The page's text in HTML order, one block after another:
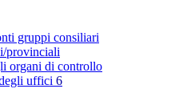
gruppi consiliari
provinciali
organi di controllo
uffici 6